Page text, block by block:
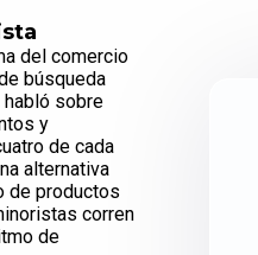
del comercio
búsqueda
sobre
y
de cada
alternativa
de productos
corren
de